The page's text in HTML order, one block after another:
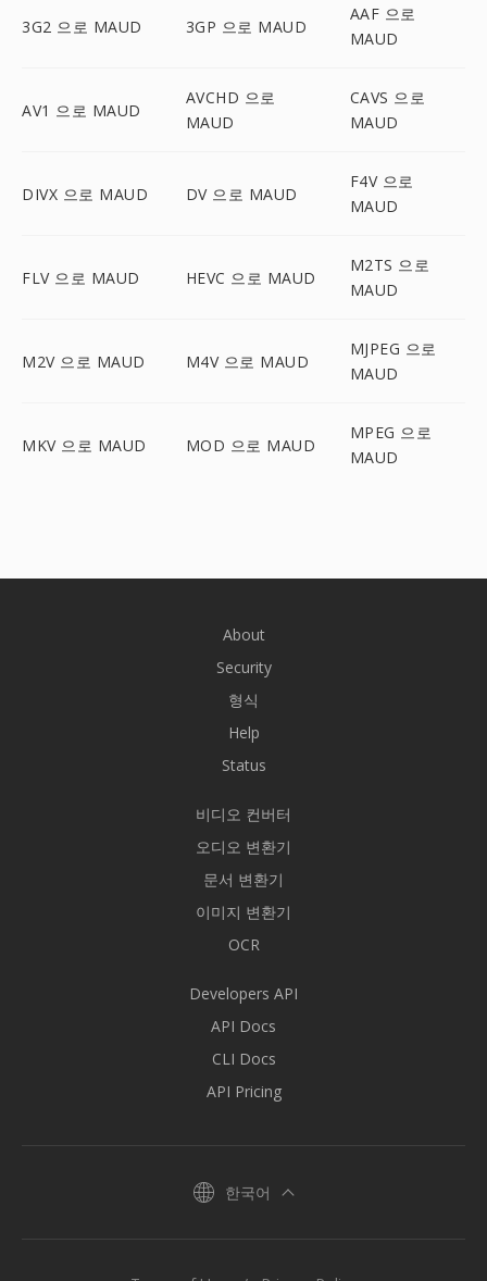
3G2 으로 MAUD 3GP 으로 MAUD
AAF 으로
MAUD
AV1 으로 MAUD
AVCHD 으로
MAUD
CAVS 으로
MAUD
DIVX 으로 MAUD DV 으로 MAUD
F4V 으로
MAUD
FLV 으로 MAUD HEVC 으로 MAUD
M2TS 으로
MAUD
M2V 으로 MAUD M4V 으로 MAUD
MJPEG 으로
MAUD
MKV 으로 MAUD MOD 으로 MAUD
MPEG 으로
MAUD
About
Security
형식
Help
Status
비디오 컨버터
오디오 변환기
문서 변환기
이미지 변환기
OCR
Developers API
API Docs
CLI Docs
API Pricing
한국어